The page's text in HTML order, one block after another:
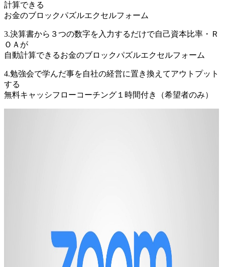
計算できる
お金のブロックパズルエクセルフォーム
3.決算書から３つの数字を入力するだけで自己資本比率・Ｒ
ＯＡが
自動計算できるお金のブロックパズルエクセルフォーム
4.勉強会で学んだ事を自社の経営に置き換えてアウトプット
する
無料キャッシフローコーチング１時間付き（希望者のみ）